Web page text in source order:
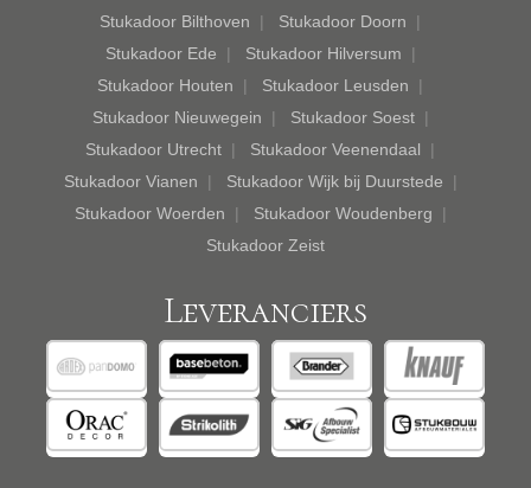
Stukadoor Bilthoven
Stukadoor Doorn
Stukadoor Ede
Stukadoor Hilversum
Stukadoor Houten
Stukadoor Leusden
Stukadoor Nieuwegein
Stukadoor Soest
Stukadoor Utrecht
Stukadoor Veenendaal
Stukadoor Vianen
Stukadoor Wijk bij Duurstede
Stukadoor Woerden
Stukadoor Woudenberg
Stukadoor Zeist
Leveranciers